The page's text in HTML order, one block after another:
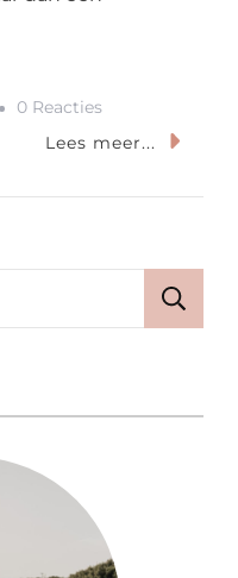
0 ReactiesOp
Lees meer...